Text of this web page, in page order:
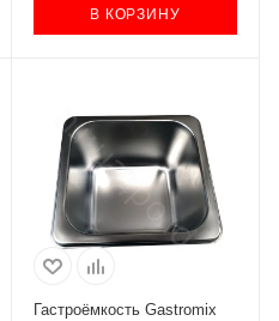
В КОРЗИНУ
Гастроёмкость Gastromix